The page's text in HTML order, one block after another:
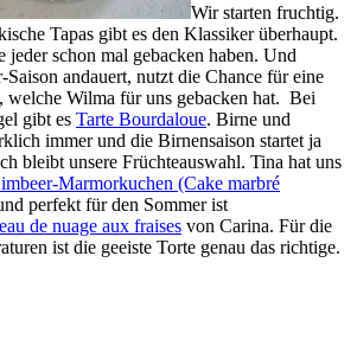
Wir starten fruchtig.
Tapas gibt es den Klassiker überhaupt.
jeder schon mal gebacken haben. Und
Saison andauert, nutzt die Chance für eine
, welche Wilma für uns gebacken hat. Bei
gibt es Tarte Bourdaloue. Birne und
immer und die Birnensaison startet ja
bleibt unsere Früchteauswahl. Tina hat uns
Marmorkuchen (Cake marbré
perfekt für den Sommer ist
de nuage aux fraises von Carina. Für die
ist die geeiste Torte genau das richtige.